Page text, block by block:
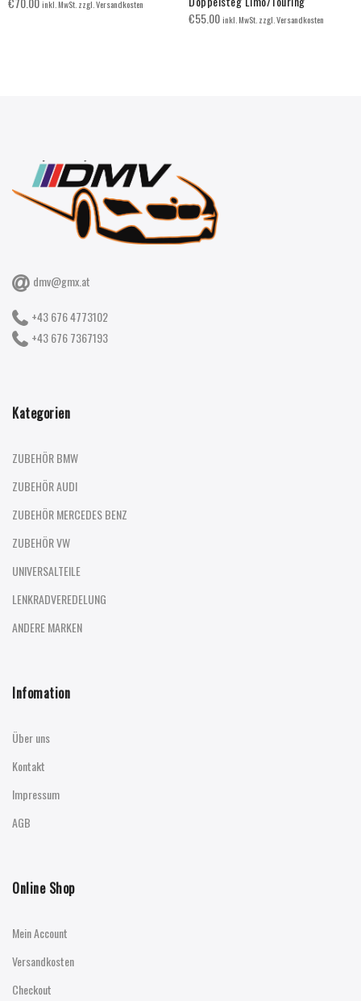
inkl. MwSt. zzgl. Versandkosten
€55.00inkl. MwSt. zzgl. Versandkosten
dmv@gmx.at
+43 676 4773102
+43 676 7367193
Kategorien
ZUBEHÖR BMW
ZUBEHÖR AUDI
ZUBEHÖR MERCEDES BENZ
ZUBEHÖR VW
UNIVERSALTEILE
LENKRADVEREDELUNG
ANDERE MARKEN
Infomation
Über uns
Kontakt
Impressum
AGB
Online Shop
Mein Account
Versandkosten
Checkout